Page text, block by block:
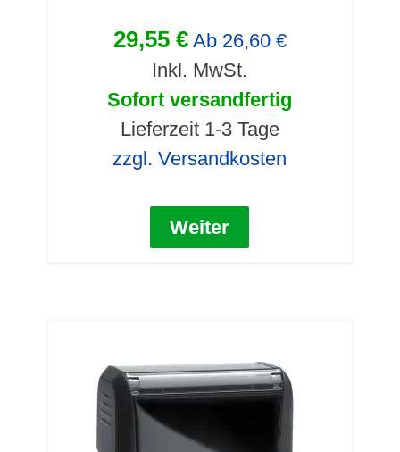
29,55 € Ab 26,60 €
Inkl. MwSt.
Sofort versandfertig
Lieferzeit 1-3 Tage
zzgl. Versandkosten
Weiter